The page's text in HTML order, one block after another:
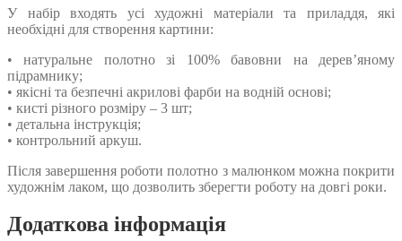
У набір входять усі художні матеріали та приладдя, які
необхідні для створення картини:
• натуральне полотно зі 100% бавовни на дерев’яному
підрамнику;
• якісні та безпечні акрилові фарби на водній основі;
• кисті різного розміру – 3 шт;
• детальна інструкція;
• контрольний аркуш.
Після завершення роботи полотно з малюнком можна покрити
художнім лаком, що дозволить зберегти роботу на довгі роки.
Додаткова інформація